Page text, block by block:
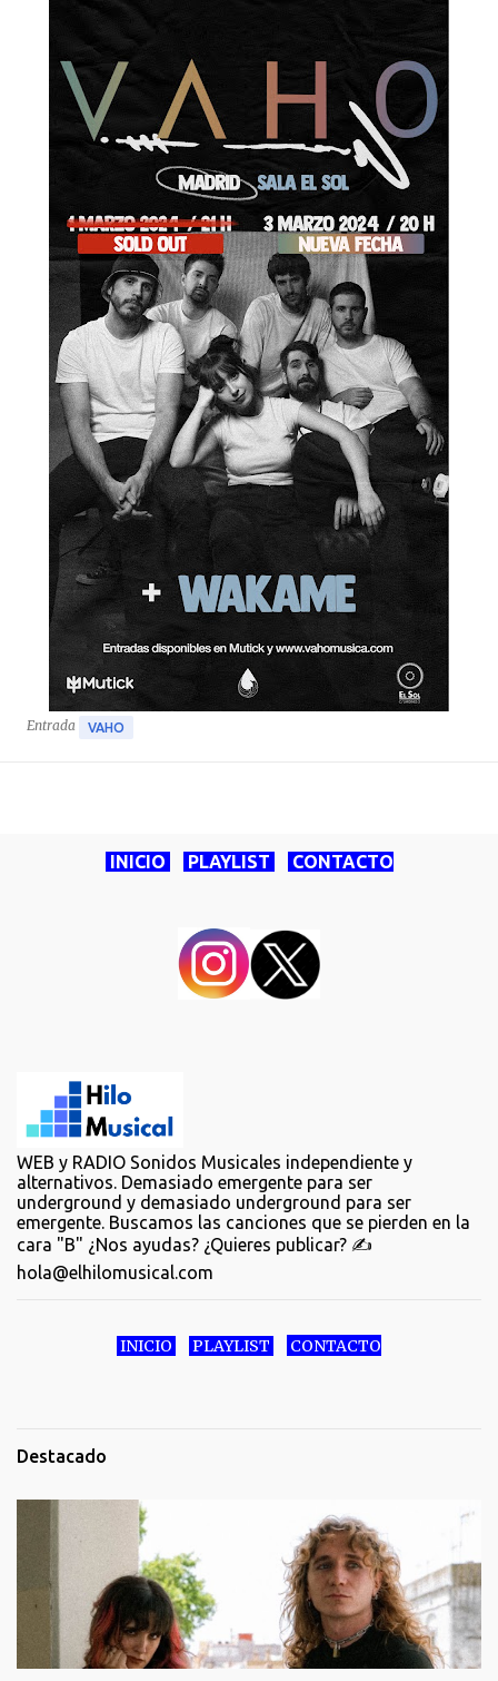
Entrada VAHO
INICIO PLAYLIST CONTACTO
WEB y RADIO Sonidos Musicales independiente y
alternativos. Demasiado emergente para ser
underground y demasiado underground para ser
emergente. Buscamos las canciones que se pierden en la
cara "B" ¿Nos ayudas? ¿Quieres publicar? ✍️
hola@elhilomusical.com
INICIO PLAYLIST CONTACTO
Destacado